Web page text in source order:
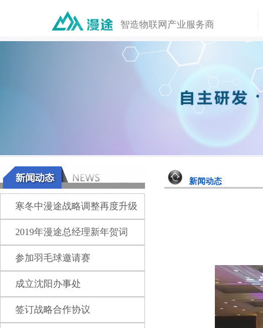
智造物联网产业服务商
寒冬中漫途战略调整再度升级
2019年漫途总经理新年贺词
参加羽毛球邀请赛
成立沈阳办事处
签订战略合作协议
新闻动态